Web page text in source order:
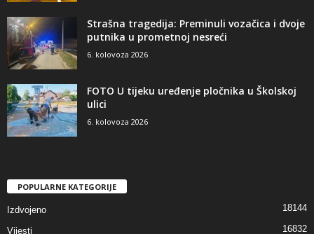
Strašna tragedija: Preminuli vozačica i dvoje
putnika u prometnoj nesreći
6. kolovoza 2026
FOTO U tijeku uređenje pločnika u Školskoj
ulici
6. kolovoza 2026
POPULARNE KATEGORIJE
Izdvojeno 18144
Vijesti 16832